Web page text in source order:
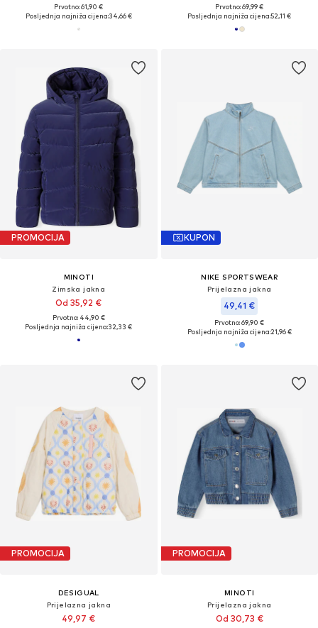
Prvotno: 61,90 €
Posljednja najniža cijena:34,66 €
Prvotno: 69,99 €
Posljednja najniža cijena:52,11 €
PROMOCIJA
MINOTI
Zimska jakna
Od 35,92 €
Prvotno: 44,90 €
Posljednja najniža cijena:32,33 €
KUPON
NIKE SPORTSWEAR
Prijelazna jakna
49,41 €
Prvotno: 69,90 €
Posljednja najniža cijena:21,96 €
PROMOCIJA
DESIGUAL
Prijelazna jakna
49,97 €
PROMOCIJA
MINOTI
Prijelazna jakna
Od 30,73 €